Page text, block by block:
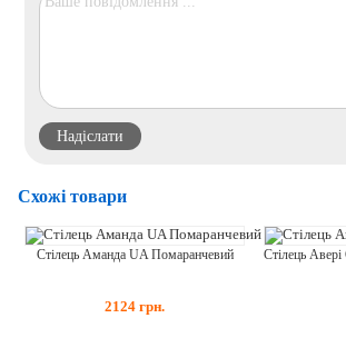
Схожі товари
Стілець Аманда UA Помаранчевий
2124 грн.